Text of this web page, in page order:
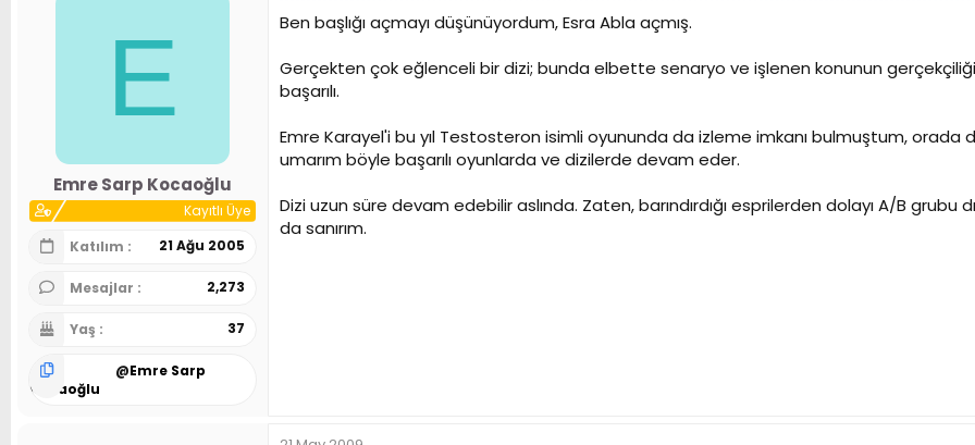
E
Emre Sarp Kocaoğlu
Kayıtlı Üye
Katılım
21 Ağu 2005
Mesajlar 2,273
Yaş 37
@Emre Sarp
Kocaoğlu
Ben başlığı açmayı düşünüyordum, Esra Abla açmış.
Gerçekten çok eğlenceli bir dizi; bunda elbette senaryo ve işlenen konunun
başarılı.
Emre Karayel'i bu yıl Testosteron isimli oyununda da izleme imkanı bulmuştum, orada
umarım böyle başarılı oyunlarda ve dizilerde devam eder.
Dizi uzun süre devam edebilir aslında. Zaten, barındırdığı esprilerden dolayı A/B
da sanırım.